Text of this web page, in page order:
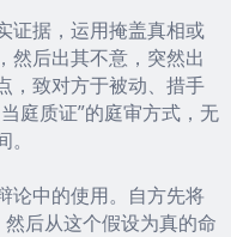
据，运用掩盖真相或
然后出其不意，突然出
，致对方于被动、措手
庭质证”的庭审方式，无
中的使用。自方先将
后从这个假设为真的命